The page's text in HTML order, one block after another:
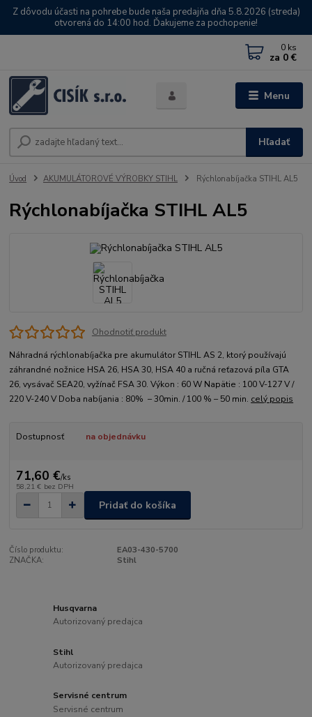
Z dôvodu účasti na pohrebe bude naša predajňa dňa 5.8.2026 (streda)
otvorená do 14:00 hod. Ďakujeme za pochopenie!
Menu
Hľadať
0 ks
za 0 €
Úvod AKUMULÁTOROVÉ VÝROBKY STIHL Rýchlonabíjačka STIHL AL5
Rýchlonabíjačka STIHL AL5
Ohodnotiť produkt
Náhradná rýchlonabíjačka pre akumulátor STIHL AS 2, ktorý používajú
záhrandné nožnice HSA 26, HSA 30, HSA 40 a ručná reťazová píla GTA
26, vysávač SEA20, vyžínač FSA 30. Výkon : 60 W Napätie : 100 V-127 V /
220 V-240 V Doba nabíjania : 80% – 30min. / 100 % – 50 min. celý popis
Dostupnosť na objednávku
71,60 €/ks
58,21 € bez DPH
Pridať do košíka
Číslo produktu:
EA03-430-5700
ZNAČKA:
Stihl
Husqvarna
Autorizovaný predajca
Stihl
Autorizovaný predajca
Servisné centrum
Servisné centrum